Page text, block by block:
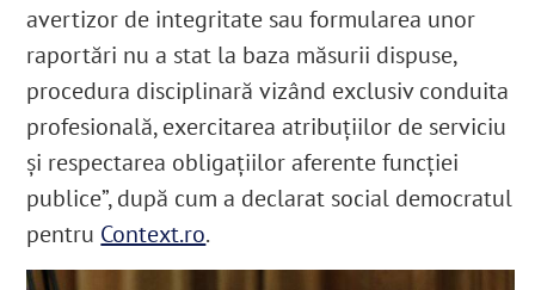
avertizor de integritate sau formularea unor
raportări nu a stat la baza măsurii dispuse,
procedura disciplinară vizând exclusiv conduita
profesională, exercitarea atribuțiilor de serviciu
și respectarea obligațiilor aferente funcției
publice”, după cum a declarat social democratul
pentru Context.ro.